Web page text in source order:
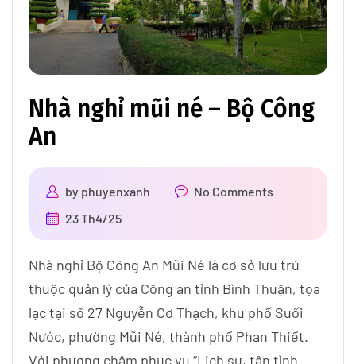
Nhà nghỉ mũi né – Bộ Công
An
by phuyenxanh
No Comments
23 Th4/25
Nhà nghỉ Bộ Công An Mũi Né là cơ sở lưu trú
thuộc quản lý của Công an tỉnh Bình Thuận, tọa
lạc tại số 27 Nguyễn Cơ Thạch, khu phố Suối
Nước, phường Mũi Né, thành phố Phan Thiết.
Với phương châm phục vụ “Lịch sự, tận tình,